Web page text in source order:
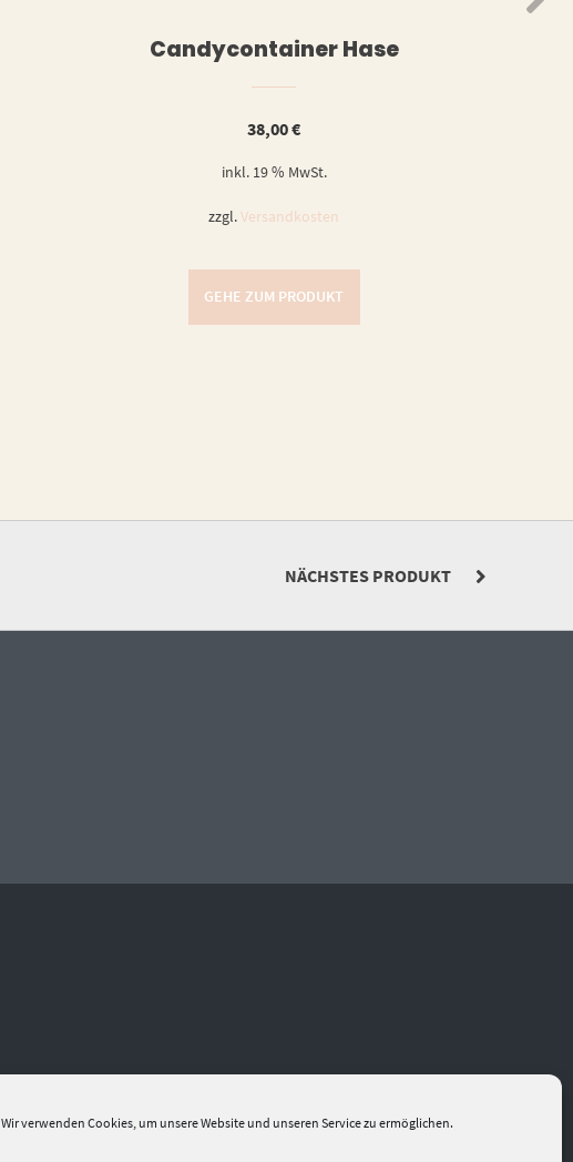
Wir verwenden Cookies, um unsere Website und unseren Service zu ermöglichen.
Candycontainer Hase
38,00€
inkl. 19 % MwSt.
zzgl.Versandkosten
GEHE ZUM PRODUKT
NÄCHSTES PRODUKT